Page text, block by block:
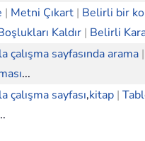
| Metni Çıkart | Belirli bir
Kaldır | Belirli
çalışma sayfasında arama |
...
çalışma sayfası,kitap |